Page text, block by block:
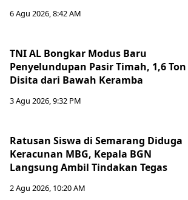
6 Agu 2026, 8:42 AM
TNI AL Bongkar Modus Baru
Penyelundupan Pasir Timah, 1,6 Ton
Disita dari Bawah Keramba
3 Agu 2026, 9:32 PM
Ratusan Siswa di Semarang Diduga
Keracunan MBG, Kepala BGN
Langsung Ambil Tindakan Tegas
2 Agu 2026, 10:20 AM